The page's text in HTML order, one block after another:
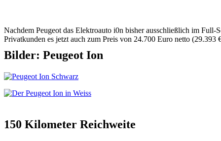
Nachdem Peugeot das Elektroauto i0n bisher ausschließlich im
Privatkunden es jetzt auch zum Preis von 24.700 Euro netto
Bilder: Peugeot Ion
150 Kilometer Reichweite